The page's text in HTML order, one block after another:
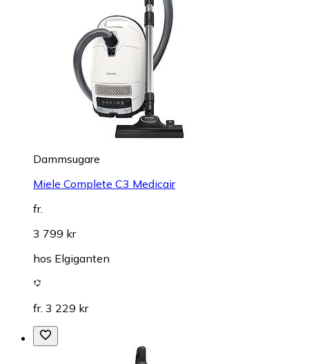
Dammsugare
Miele Complete C3 Medicair
fr.
3 799 kr
hos Elgiganten
fr. 3 229 kr